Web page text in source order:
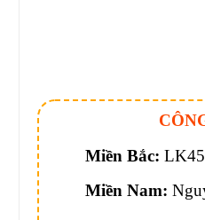
Miền Bắc:
Miền Nam: